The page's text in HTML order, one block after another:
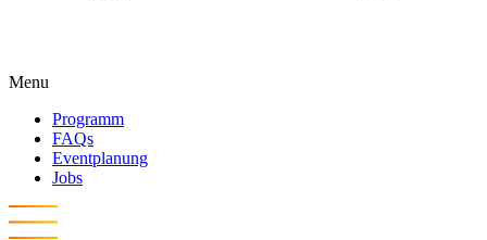
Menu
Programm
FAQs
Eventplanung
Jobs